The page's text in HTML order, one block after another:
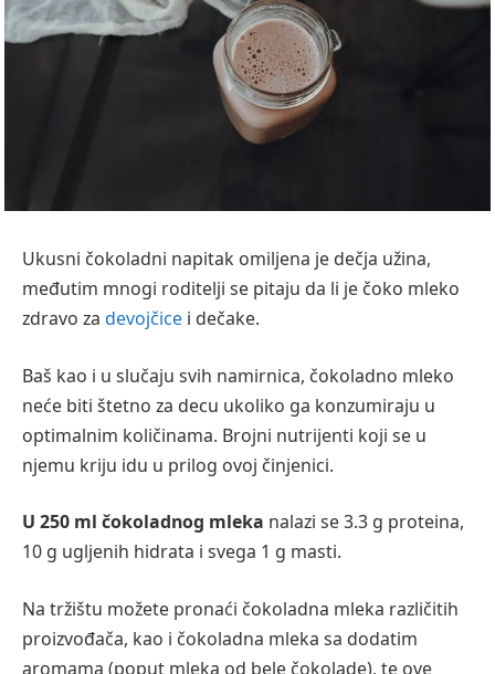
Ukusni čokoladni napitak omiljena je dečja užina,
međutim mnogi roditelji se pitaju da li je čoko mleko
zdravo za devojčice i dečake.
Baš kao i u slučaju svih namirnica, čokoladno mleko
neće biti štetno za decu ukoliko ga konzumiraju u
optimalnim količinama. Brojni nutrijenti koji se u
njemu kriju idu u prilog ovoj činjenici.
U 250 ml čokoladnog mleka nalazi se 3.3 g proteina,
10 g ugljenih hidrata i svega 1 g masti.
Na tržištu možete pronaći čokoladna mleka različitih
proizvođača, kao i čokoladna mleka sa dodatim
aromama (poput mleka od bele čokolade), te ove